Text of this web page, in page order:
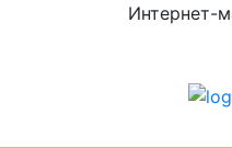
Интернет-